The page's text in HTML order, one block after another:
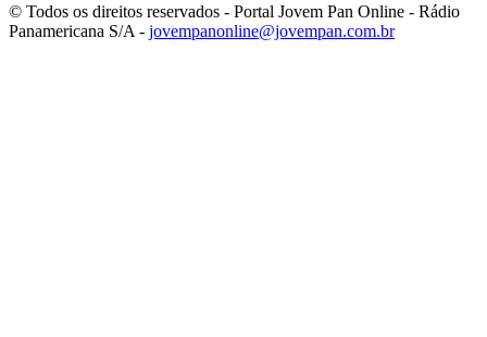
© Todos os direitos reservados - Portal Jovem Pan Online - Rádio
Panamericana S/A - jovempanonline@jovempan.com.br